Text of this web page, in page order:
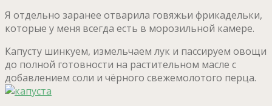
Я отдельно заранее отварила говяжьи фрикадельки,
которые у меня всегда есть в морозильной камере.
Капусту шинкуем, измельчаем лук и пассируем овощи
до полной готовности на растительном масле с
добавлением соли и чёрного свежемолотого перца.